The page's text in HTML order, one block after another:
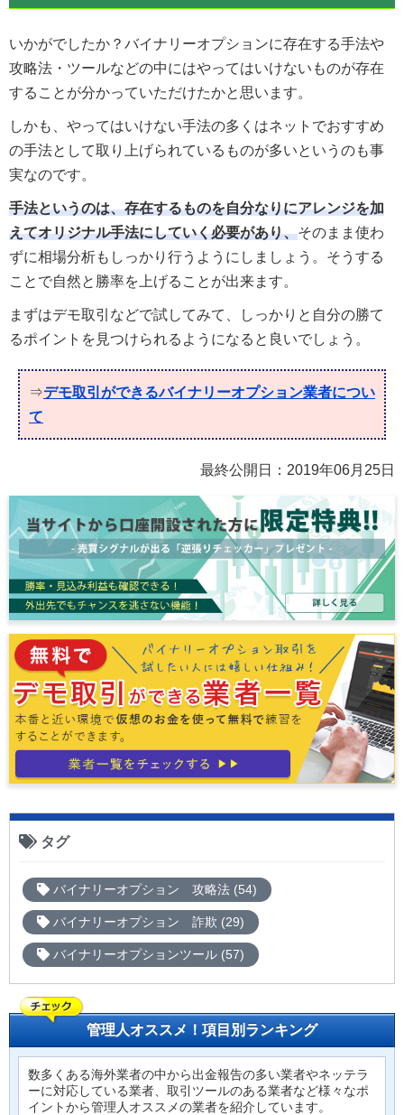
いかがでしたか？バイナリーオプションに存在する手法や
攻略法・ツールなどの中にはやってはいけないものが存在
することが分かっていただけたかと思います。
しかも、やってはいけない手法の多くはネットでおすすめ
の手法として取り上げられているものが多いというのも事
実なのです。
手法というのは、存在するものを自分なりにアレンジを加
えてオリジナル手法にしていく必要があり、そのまま使わ
ずに相場分析もしっかり行うようにしましょう。そうする
ことで自然と勝率を上げることが出来ます。
まずはデモ取引などで試してみて、しっかりと自分の勝て
るポイントを見つけられるようになると良いでしょう。
⇒デモ取引ができるバイナリーオプション業者につい
て
最終公開日： 2019年06月25日
タグ
バイナリーオプション 攻略法 (54)
バイナリーオプション 詐欺 (29)
バイナリーオプションツール (57)
管理人オススメ！項目別ランキング
数多くある海外業者の中から出金報告の多い業者やネッテラ
ーに対応している業者、取引ツールのある業者など様々なポ
イントから管理人オススメの業者を紹介しています。